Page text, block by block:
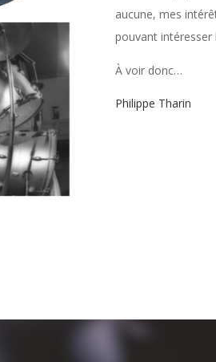
aucune, mes
pouvant intéresser
À voir donc…
Philippe Tharin